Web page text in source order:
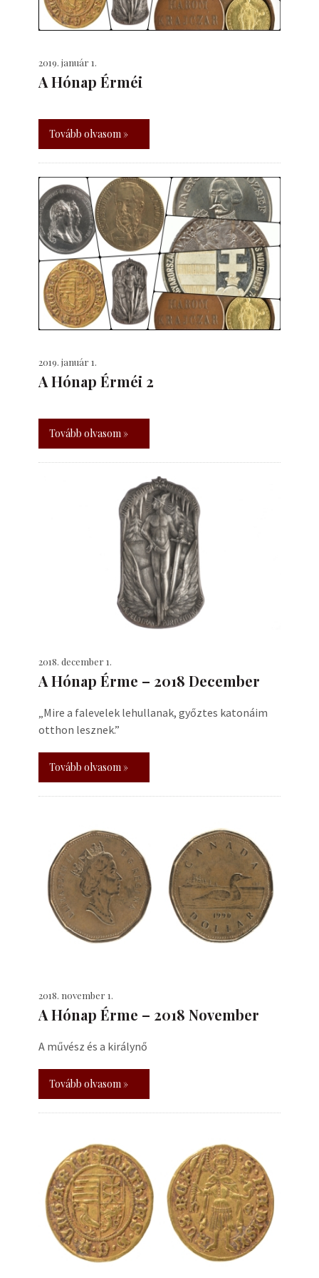
2019. január 1.
A Hónap Érméi
Tovább olvasom »
2019. január 1.
A Hónap Érméi 2
Tovább olvasom »
2018. december 1.
A Hónap Érme – 2018 December
„Mire a falevelek lehullanak, győztes katonáim
otthon lesznek.”
Tovább olvasom »
2018. november 1.
A Hónap Érme – 2018 November
A művész és a királynő
Tovább olvasom »